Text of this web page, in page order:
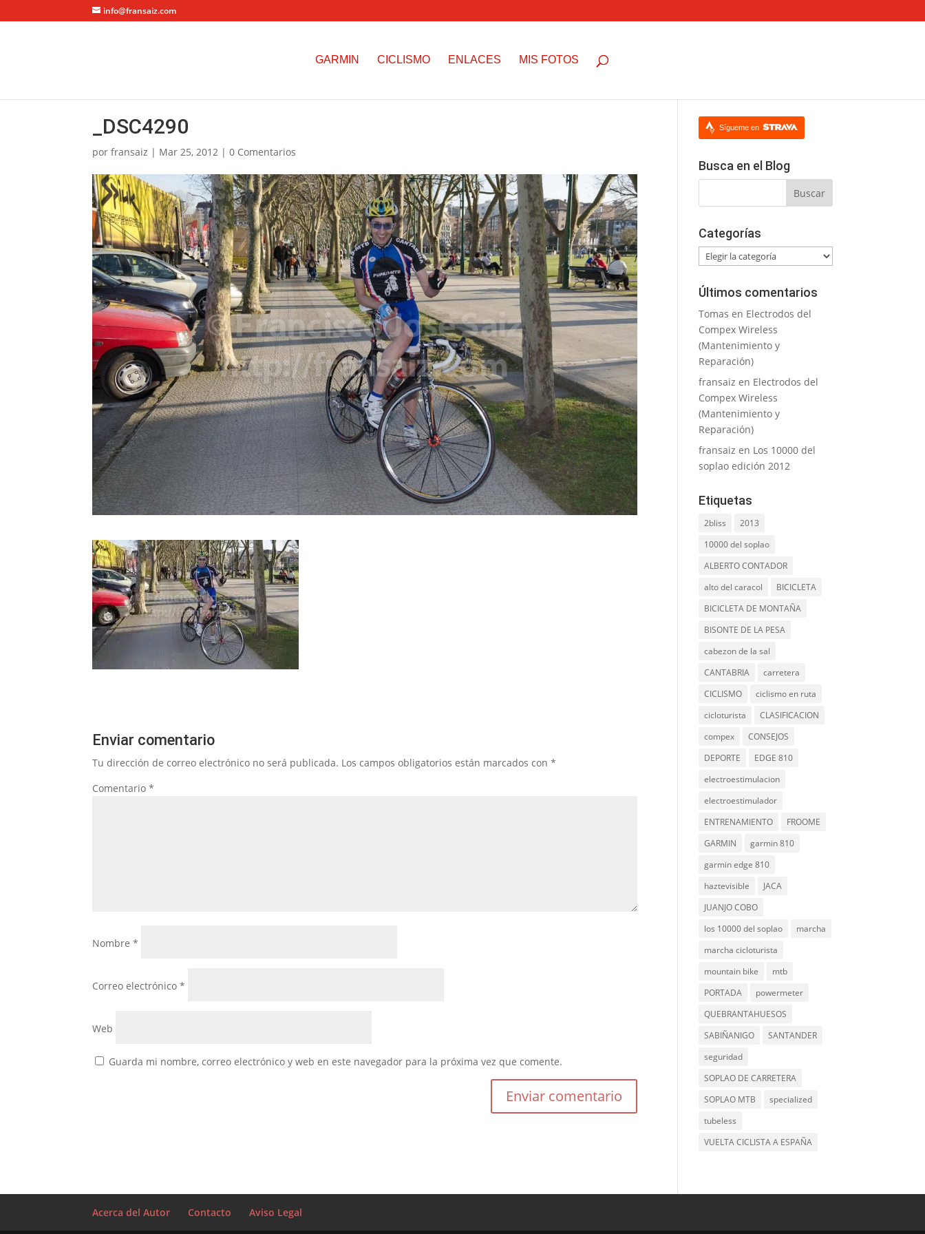
info@fransaiz.com
GARMIN CICLISMO ENLACES MIS FOTOS
_DSC4290
porfransaiz | Mar 25, 2012 |0 Comentarios
Enviar comentario
Tu dirección de correo electrónico no será publicada. Los campos obligatorios están marcados con*
Comentario*
Nombre*
Correo electrónico*
Web
Guarda mi nombre, correo electrónico y web en este navegador para la próxima vez que comente.
Sígueme en
Busca en el Blog
Categorías
Categorías
Últimos comentarios
Tomas en Electrodos del
Compex Wireless
(Mantenimiento y
Reparación)
fransaiz en Electrodos del
Compex Wireless
(Mantenimiento y
Reparación)
fransaiz en Los 10000 del
soplao edición 2012
Etiquetas
2bliss
2013
10000 del soplao
ALBERTO CONTADOR
alto del caracol
BICICLETA
BICICLETA DE MONTAÑA
BISONTE DE LA PESA
cabezon de la sal
CANTABRIA
carretera
CICLISMO
ciclismo en ruta
cicloturista
CLASIFICACION
compex
CONSEJOS
DEPORTE
EDGE 810
electroestimulacion
electroestimulador
ENTRENAMIENTO
FROOME
GARMIN
garmin 810
garmin edge 810
haztevisible
JACA
JUANJO COBO
los 10000 del soplao
marcha
marcha cicloturista
mountain bike
mtb
PORTADA
powermeter
QUEBRANTAHUESOS
SABIÑANIGO
SANTANDER
seguridad
SOPLAO DE CARRETERA
SOPLAO MTB
specialized
tubeless
VUELTA CICLISTA A ESPAÑA
Acerca del Autor Contacto Aviso Legal